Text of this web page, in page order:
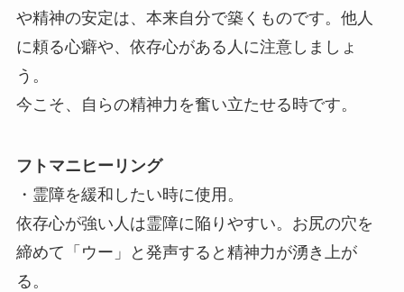
や精神の安定は、本来自分で築くものです。他人
に頼る心癖や、依存心がある人に注意しましょ
う。
今こそ、自らの精神力を奮い立たせる時です。
フトマニヒーリング
・霊障を緩和したい時に使用。
依存心が強い人は霊障に陥りやすい。お尻の穴を
締めて「ウー」と発声すると精神力が湧き上が
る。